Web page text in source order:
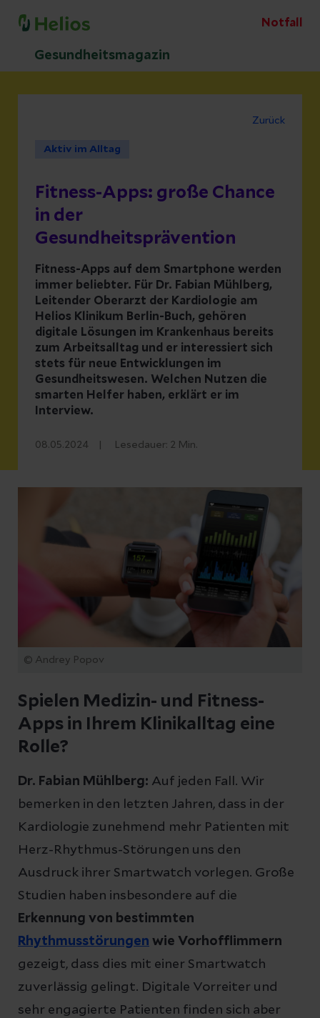
Notfall
Gesundheitsmagazin
Zurück
Aktiv im Alltag
Fitness-Apps: große Chance
in der
Gesundheitsprävention
Fitness-Apps auf dem Smartphone werden
immer beliebter. Für Dr. Fabian Mühlberg,
Leitender Oberarzt der Kardiologie am
Helios Klinikum Berlin-Buch, gehören
digitale Lösungen im Krankenhaus bereits
zum Arbeitsalltag und er interessiert sich
stets für neue Entwicklungen im
Gesundheitswesen. Welchen Nutzen die
smarten Helfer haben, erklärt er im
Interview.
08.05.2024 Lesedauer: 2 Min.
© Andrey Popov
Spielen Medizin- und Fitness-
Apps in Ihrem Klinikalltag eine
Rolle?
Dr. Fabian Mühlberg: Auf jeden Fall. Wir
bemerken in den letzten Jahren, dass in der
Kardiologie zunehmend mehr Patienten mit
Herz-Rhythmus-Störungen uns den
Ausdruck ihrer Smartwatch vorlegen. Große
Studien haben insbesondere auf die
Erkennung von bestimmten
Rhythmusstörungen wie Vorhofflimmern
gezeigt, dass dies mit einer Smartwatch
zuverlässig gelingt. Digitale Vorreiter und
sehr engagierte Patienten finden sich aber